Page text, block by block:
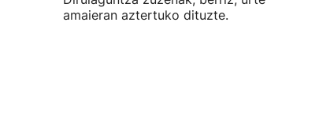
amaieran aztertuko dituzte.